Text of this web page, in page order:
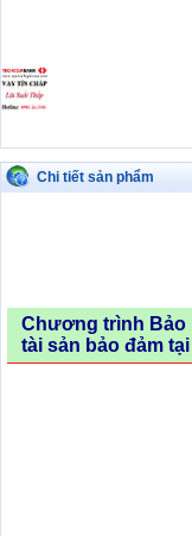
Chi tiết sản phẩm
Chương trình Bảo
tài sản bảo đảm